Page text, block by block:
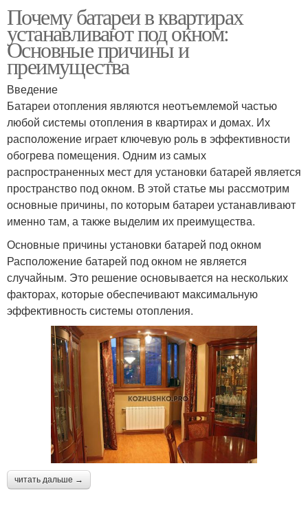
Почему батареи в квартирах
устанавливают под окном:
Основные причины и
преимущества
Введение
Батареи отопления являются неотъемлемой частью
любой системы отопления в квартирах и домах. Их
расположение играет ключевую роль в эффективности
обогрева помещения. Одним из самых
распространенных мест для установки батарей является
пространство под окном. В этой статье мы рассмотрим
основные причины, по которым батареи устанавливают
именно там, а также выделим их преимущества.
Основные причины установки батарей под окном
Расположение батарей под окном не является
случайным. Это решение основывается на нескольких
факторах, которые обеспечивают максимальную
эффективность системы отопления.
читать дальше →